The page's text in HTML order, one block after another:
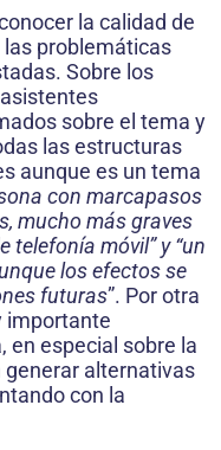
la calidad de
las problemáticas
Sobre los
sobre el tema y
las estructuras
aunque es un tema
con marcapasos
mucho más graves
telefonía móvil” y “un
los efectos se
futuras”. Por otra
importante
en especial sobre la
generar alternativas
con la